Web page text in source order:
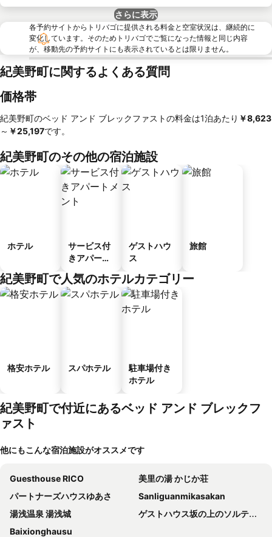
さらに表示
各予約サイトからトリバゴに提供される料金と空室状況は、継続的に
変化しています。そのためトリバゴでご覧になった情報と同じ内容
が、移動先の予約サイトにも表示されているとは限りません。
紀美野町に関するよくある質問
価格帯
紀美野町のベッド アンド ブレックファストの料金は1泊あたり ‎￥8,623
～ ‎￥25,197です。
紀美野町のその他の宿泊施設
ホテル
サービス付
きアパート
ゲストハウ
ス
旅館
紀美野町で人気のホテルカテゴリー
格安ホテル スパホテル
駐車場付き
ホテル
紀美野町で付近にあるベッド アンド ブレックフ
ァスト
他にもこんな宿泊施設がオススメです
Guesthouse RICO
美里の湯 かじか荘
パートナーズハウスゆあさ
Sanliguanmikasakan
湯浅温泉 湯浅城
ゲストハウス坂の上のソルティーズ
Baixionghausu